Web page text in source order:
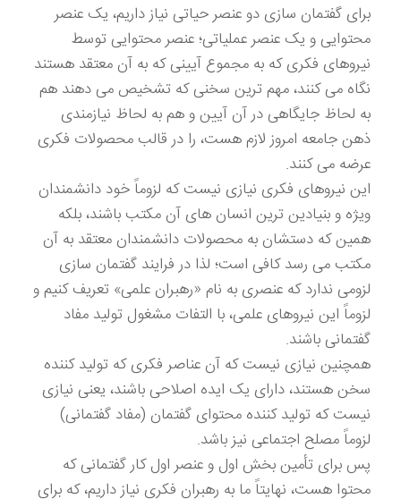
برای گفتمان سازی دو عنصر حیاتی نیاز داریم، یک عنصر
محتوایی و یک عنصر عملیاتی؛ عنصر محتوایی توسط
نیروهای فکری که به مجموع آیینی که به آن معتقد هستند
نگاه می کنند، مهم ترین سخنی که تشخیص می دهند هم
به لحاظ جایگاهی در آن آیین و هم به لحاظ نیازمندی
ذهن جامعه امروز لازم هست، را در قالب محصولات فکری
عرضه می کنند.
این نیروهای فکری نیازی نیست که لزوماً خود دانشمندان
ویژه و بنیادین ترین انسان های آن مکتب باشند، بلکه
همین که دستشان به محصولات دانشمندان معتقد به آن
مکتب می رسد کافی است؛ لذا در فرایند گفتمان سازی
لزومی ندارد که عنصری به نام «رهبران علمی» تعریف کنیم و
لزوماً این نیروهای علمی، با التفات مشغول تولید مفاد
گفتمانی باشند.
همچنین نیازی نیست که آن عناصر فکری که تولید کننده
سخن هستند، دارای یک ایده اصلاحی باشند، یعنی نیازی
نیست که تولید کننده محتوای گفتمان (مفاد گفتمانی)
لزوماً مصلح اجتماعی نیز باشد.
پس برای تأمین بخش اول و عنصر اول کار گفتمانی که
محتوا هست، نهایتاً ما به رهبران فکری نیاز داریم، که برای